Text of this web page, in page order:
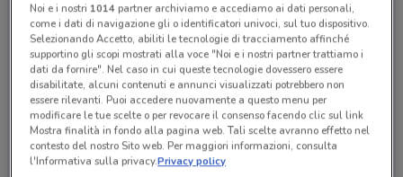
Ci dispiace, al momento non abbiamo pubblicato
volantini nella tua zona. Riprova più tardi.
Noi e i nostri 1014partner archiviamo e accediamo ai dati personali,
come i dati di navigazione gli o identificatori univoci, sul tuo dispositivo.
Selezionando Accetto, abiliti le tecnologie di tracciamento affinché
supportino gli scopi mostrati alla voce "Noi e i nostri partner trattiamo i
dati da fornire". Nel caso in cui queste tecnologie dovessero essere
disabilitate, alcuni contenuti e annunci visualizzati potrebbero non
essere rilevanti. Puoi accedere nuovamente a questo menu per
modificare le tue scelte o per revocare il consenso facendo clic sul link
Mostra finalità in fondo alla pagina web. Tali scelte avranno effetto nel
contesto del nostro Sito web. Per maggiori informazioni, consulta
l'Informativa sulla privacy.Privacy policy